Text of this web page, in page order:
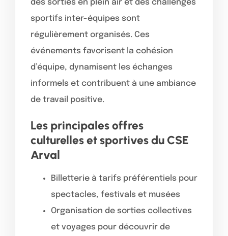
des sorties en plein air et des challenges
sportifs inter-équipes sont
régulièrement organisés. Ces
événements favorisent la cohésion
d’équipe, dynamisent les échanges
informels et contribuent à une ambiance
de travail positive.
Les principales offres
culturelles et sportives du CSE
Arval
Billetterie à tarifs préférentiels pour
spectacles, festivals et musées
Organisation de sorties collectives
et voyages pour découvrir de